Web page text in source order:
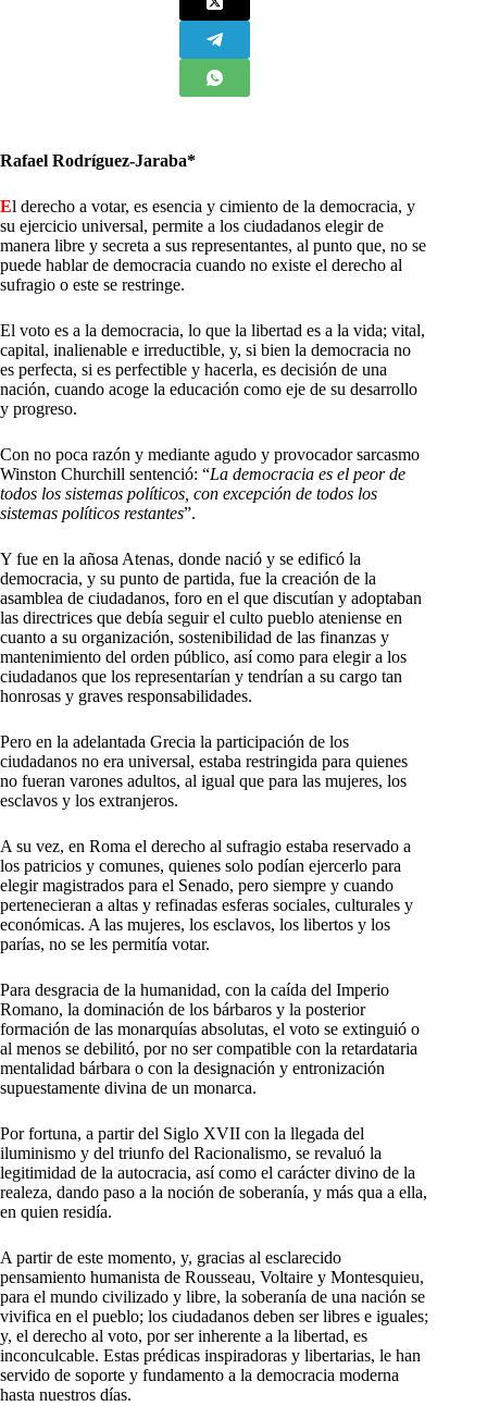
Rafael Rodríguez-Jaraba*
El derecho a votar, es esencia y cimiento de la democracia, y
su ejercicio universal, permite a los ciudadanos elegir de
manera libre y secreta a sus representantes, al punto que, no se
puede hablar de democracia cuando no existe el derecho al
sufragio o este se restringe.
El voto es a la democracia, lo que la libertad es a la vida; vital,
capital, inalienable e irreductible, y, si bien la democracia no
es perfecta, si es perfectible y hacerla, es decisión de una
nación, cuando acoge la educación como eje de su desarrollo
y progreso.
Con no poca razón y mediante agudo y provocador sarcasmo
Winston Churchill sentenció: “La democracia es el peor de
todos los sistemas políticos, con excepción de todos los
sistemas políticos restantes”.
Y fue en la añosa Atenas, donde nació y se edificó la
democracia, y su punto de partida, fue la creación de la
asamblea de ciudadanos, foro en el que discutían y adoptaban
las directrices que debía seguir el culto pueblo ateniense en
cuanto a su organización, sostenibilidad de las finanzas y
mantenimiento del orden público, así como para elegir a los
ciudadanos que los representarían y tendrían a su cargo tan
honrosas y graves responsabilidades.
Pero en la adelantada Grecia la participación de los
ciudadanos no era universal, estaba restringida para quienes
no fueran varones adultos, al igual que para las mujeres, los
esclavos y los extranjeros.
A su vez, en Roma el derecho al sufragio estaba reservado a
los patricios y comunes, quienes solo podían ejercerlo para
elegir magistrados para el Senado, pero siempre y cuando
pertenecieran a altas y refinadas esferas sociales, culturales y
económicas. A las mujeres, los esclavos, los libertos y los
parías, no se les permitía votar.
Para desgracia de la humanidad, con la caída del Imperio
Romano, la dominación de los bárbaros y la posterior
formación de las monarquías absolutas, el voto se extinguió o
al menos se debilitó, por no ser compatible con la retardataria
mentalidad bárbara o con la designación y entronización
supuestamente divina de un monarca.
Por fortuna, a partir del Siglo XVII con la llegada del
iluminismo y del triunfo del Racionalismo, se revaluó la
legitimidad de la autocracia, así como el carácter divino de la
realeza, dando paso a la noción de soberanía, y más qua a ella,
en quien residía.
A partir de este momento, y, gracias al esclarecido
pensamiento humanista de Rousseau, Voltaire y Montesquieu,
para el mundo civilizado y libre, la soberanía de una nación se
vivifica en el pueblo; los ciudadanos deben ser libres e iguales;
y, el derecho al voto, por ser inherente a la libertad, es
inconculcable. Estas prédicas inspiradoras y libertarias, le han
servido de soporte y fundamento a la democracia moderna
hasta nuestros días.